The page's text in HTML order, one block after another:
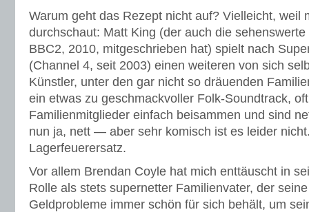
Warum geht das Rezept nicht auf? Vielleicht, weil
durchschaut: Matt King (der auch die
BBC2, 2010, mitgeschrieben hat) spielt nach
(Channel 4, seit 2003) einen weiteren von sich
Künstler, unter den gar nicht so dräuenden
ein etwas zu geschmackvoller Folk-Soundtrack,
Familienmitglieder einfach beisammen und sind
nun ja, nett — aber sehr komisch ist es leider
Lagerfeuerersatz.
Vor allem Brendan Coyle hat mich enttäuscht in
Rolle als stets supernetter Familienvater, der
Geldprobleme immer schön für sich behält, um